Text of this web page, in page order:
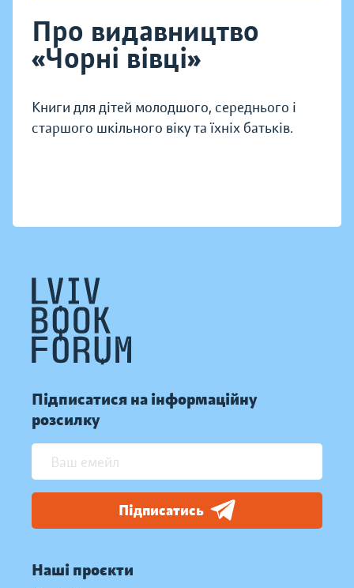
Про видавництво
«Чорні вівці»
Книги для дітей молодшого, середнього і
старшого шкільного віку та їхніх батьків.
Підписатися на інформаційну
розсилку
Підписатись
Наші проєкти